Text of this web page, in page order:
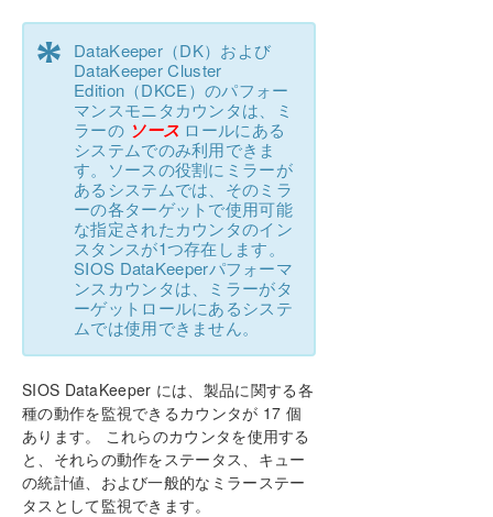
*
DataKeeper（DK）および
DataKeeper Cluster
Edition（DKCE）のパフォー
マンスモニタカウンタは、ミ
ラーの ソース ロールにある
システムでのみ利用できま
す。ソースの役割にミラーが
あるシステムでは、そのミラ
ーの各ターゲットで使用可能
な指定されたカウンタのイン
スタンスが1つ存在します。
SIOS DataKeeperパフォーマ
ンスカウンタは、ミラーがタ
ーゲットロールにあるシステ
ムでは使用できません。
SIOS DataKeeper には、製品に関する各
種の動作を監視できるカウンタが 17 個
あります。 これらのカウンタを使用する
と、それらの動作をステータス、キュー
の統計値、および一般的なミラーステー
タスとして監視できます。